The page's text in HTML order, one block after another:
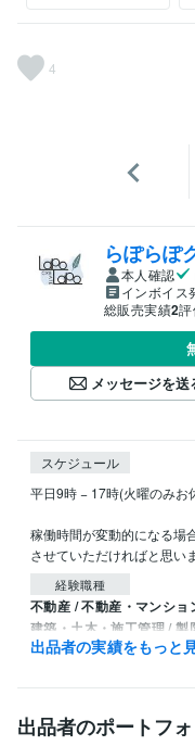
4
らぽらぽ
本人確認
インボイス
総販売実績2評
メッセージを送
スケジュール
平日9時 − 17時(火曜のみお
稼働時間が変動的になる場
させていただければと思いま
経験職種
不動産 / 不動産・マンショ
建築・土木・施工管理 /
ライフスタイル・その他 /
職歴
動画やデザインを作る人
出品者の実績をもっと
出品者のポートフ